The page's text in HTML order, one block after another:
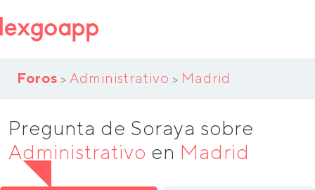
Foros > Administrativo > Madrid
Pregunta de Soraya sobre
Administrativo en Madrid